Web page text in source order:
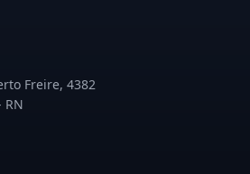
Freire, 4382
RN